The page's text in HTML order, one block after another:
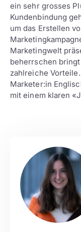
ein sehr grosses
Kundenbindung
um das Erstellen
Marketingwelt
beherrschen
zahlreiche
Marketer:in
mit einem klaren